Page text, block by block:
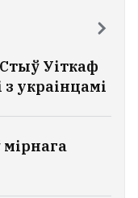
Уіткаф
украінцамі
мірнага
Разабралі
формы
7
раптам